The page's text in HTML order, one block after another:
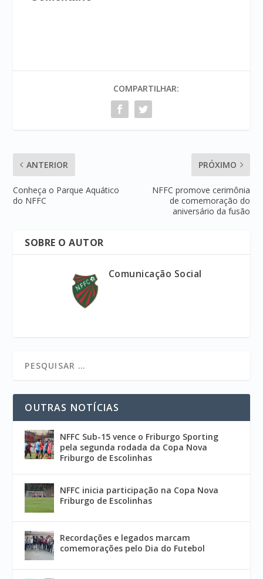
COMPARTILHAR:
ANTERIOR
Conheça o Parque Aquático
do NFFC
PRÓXIMO
NFFC promove cerimônia
de comemoração do
aniversário da fusão
SOBRE O AUTOR
Comunicação Social
OUTRAS NOTÍCIAS
NFFC Sub-15 vence o Friburgo Sporting
pela segunda rodada da Copa Nova
Friburgo de Escolinhas
NFFC inicia participação na Copa Nova
Friburgo de Escolinhas
Recordações e legados marcam
comemorações pelo Dia do Futebol